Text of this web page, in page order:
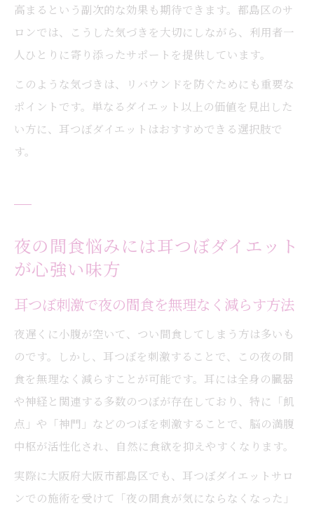
高まるという副次的な効果も期待できます。都島区のサ
ロンでは、こうした気づきを大切にしながら、利用者一
人ひとりに寄り添ったサポートを提供しています。
このような気づきは、リバウンドを防ぐためにも重要な
ポイントです。単なるダイエット以上の価値を見出した
い方に、耳つぼダイエットはおすすめできる選択肢で
す。
夜の間食悩みには耳つぼダイエット
が心強い味方
耳つぼ刺激で夜の間食を無理なく減らす方法
夜遅くに小腹が空いて、つい間食してしまう方は多いも
のです。しかし、耳つぼを刺激することで、この夜の間
食を無理なく減らすことが可能です。耳には全身の臓器
や神経と関連する多数のつぼが存在しており、特に「飢
点」や「神門」などのつぼを刺激することで、脳の満腹
中枢が活性化され、自然に食欲を抑えやすくなります。
実際に大阪府大阪市都島区でも、耳つぼダイエットサロ
ンでの施術を受けて「夜の間食が気にならなくなった」